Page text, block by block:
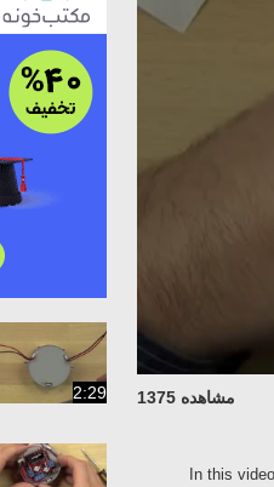
مشاهده 1375
In this
2:29